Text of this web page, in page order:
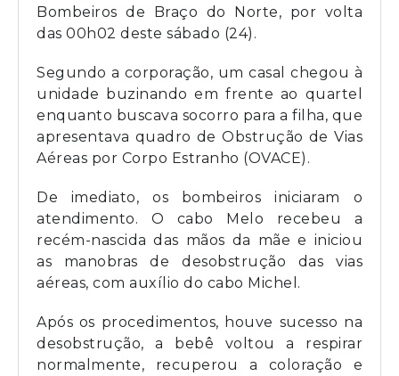
Bombeiros de Braço do Norte, por volta
das 00h02 deste sábado (24).
Segundo a corporação, um casal chegou à
unidade buzinando em frente ao quartel
enquanto buscava socorro para a filha, que
apresentava quadro de Obstrução de Vias
Aéreas por Corpo Estranho (OVACE).
De imediato, os bombeiros iniciaram o
atendimento. O cabo Melo recebeu a
recém-nascida das mãos da mãe e iniciou
as manobras de desobstrução das vias
aéreas, com auxílio do cabo Michel.
Após os procedimentos, houve sucesso na
desobstrução, a bebê voltou a respirar
normalmente, recuperou a coloração e